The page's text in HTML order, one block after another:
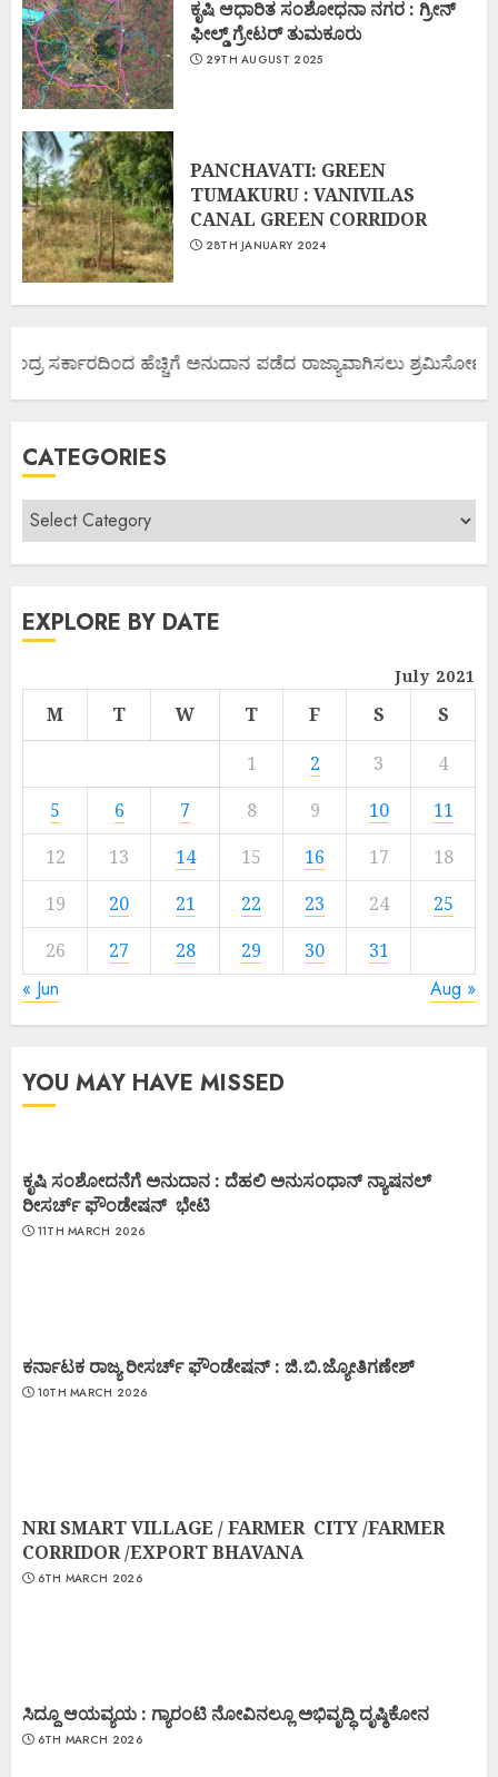
ಕೃಷಿ ಆಧಾರಿತ ಸಂಶೋಧನಾ ನಗರ : ಗ್ರೀನ್
ಫೀಲ್ಡ್ ಗ್ರೇಟರ್ ತುಮಕೂರು
29TH AUGUST 2025
PANCHAVATI: GREEN
TUMAKURU : VANIVILAS
CANAL GREEN CORRIDOR
28TH JANUARY 2024
ಸರ್ಕಾರದಿಂದ ಹೆಚ್ಚಿಗೆ ಅನುದಾನ ಪಡೆದ ರಾಜ್ಯಾವಾಗಿಸಲು ಶ್ರಮಿಸೋಣ
CATEGORIES
EXPLORE BY DATE
July 2021
M T W T F S
S
1
2 3
4
5
6 7 8 9 10
11
12
13 14 15 16 17
18
19
20 21 22 23 24
25
26
27 28 29 30 31
« Jun Aug »
YOU MAY HAVE MISSED
ಕೃಷಿ ಸಂಶೋದನೆಗೆ ಅನುದಾನ : ದೆಹಲಿ ಅನುಸಂಧಾನ್ ನ್ಯಾಷನಲ್
ರೀಸರ್ಚ್ ಫೌಂಡೇಷನ್ ಭೇಟಿ
11TH MARCH 2026
ಕರ್ನಾಟಕ ರಾಜ್ಯ ರೀಸರ್ಚ್ ಫೌಂಡೇಷನ್ : ಜಿ.ಬಿ.ಜ್ಯೋತಿಗಣೇಶ್
10TH MARCH 2026
NRI SMART VILLAGE / FARMER CITY /FARMER
CORRIDOR /EXPORT BHAVANA
6TH MARCH 2026
ಸಿದ್ದೂ ಆಯವ್ಯಯ : ಗ್ಯಾರಂಟಿ ನೋವಿನಲ್ಲೂ ಅಭಿವೃದ್ಧಿ ದೃಷ್ಠಿಕೋನ
6TH MARCH 2026